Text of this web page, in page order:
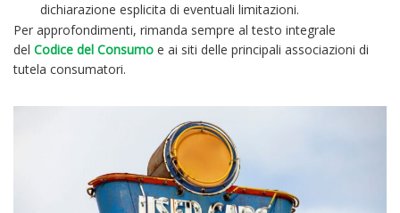
dichiarazione esplicita di eventuali limitazioni.
Per approfondimenti, rimanda sempre al testo integrale
del Codice del Consumo e ai siti delle principali associazioni di
tutela consumatori.